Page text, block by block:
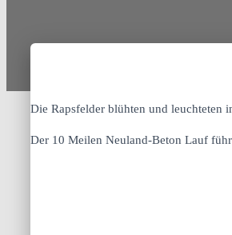
Die Rapsfelder blühten und leuchteten
Der 10 Meilen Neuland-Beton Lauf